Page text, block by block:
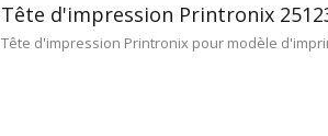
Tête d'impression Printronix
Tête d'impression Printronix pour modèle